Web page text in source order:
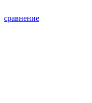
сравнение